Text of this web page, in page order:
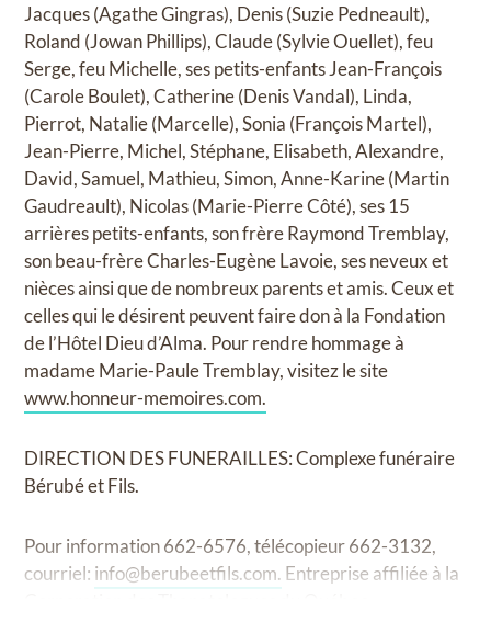
Jacques (Agathe Gingras), Denis (Suzie Pedneault),
Roland (Jowan Phillips), Claude (Sylvie Ouellet), feu
Serge, feu Michelle, ses petits-enfants Jean-François
(Carole Boulet), Catherine (Denis Vandal), Linda,
Pierrot, Natalie (Marcelle), Sonia (François Martel),
Jean-Pierre, Michel, Stéphane, Elisabeth, Alexandre,
David, Samuel, Mathieu, Simon, Anne-Karine (Martin
Gaudreault), Nicolas (Marie-Pierre Côté), ses 15
arrières petits-enfants, son frère Raymond Tremblay,
son beau-frère Charles-Eugène Lavoie, ses neveux et
nièces ainsi que de nombreux parents et amis. Ceux et
celles qui le désirent peuvent faire don à la Fondation
de l’Hôtel Dieu d’Alma. Pour rendre hommage à
madame Marie-Paule Tremblay, visitez le site
www.honneur-memoires.com.
DIRECTION DES FUNERAILLES: Complexe funéraire
Bérubé et Fils.
Pour information 662-6576, télécopieur 662-3132,
courriel: info@berubeetfils.com. Entreprise affiliée à la